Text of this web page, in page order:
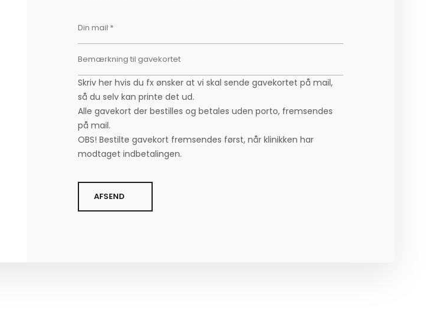
Skriv her hvis du fx ønsker at vi skal sende gavekortet på mail,
så du selv kan printe det ud.
Alle gavekort der bestilles og betales uden porto, fremsendes
på mail.
OBS! Bestilte gavekort fremsendes først, når klinikken har
modtaget indbetalingen.